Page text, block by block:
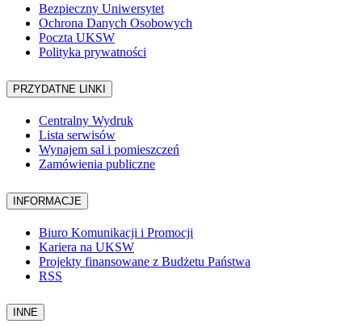
Bezpieczny Uniwersytet
Ochrona Danych Osobowych
Poczta UKSW
Polityka prywatności
PRZYDATNE LINKI
Centralny Wydruk
Lista serwisów
Wynajem sal i pomieszczeń
Zamówienia publiczne
INFORMACJE
Biuro Komunikacji i Promocji
Kariera na UKSW
Projekty finansowane z Budżetu Państwa
RSS
INNE